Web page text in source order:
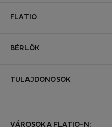
FLATIO
Csatlakozzon a Digitális
BÉRLŐK
TULAJDONOSOK
Hirdesse meg ingatlanát
VÁROSOK A FLATIO-N: